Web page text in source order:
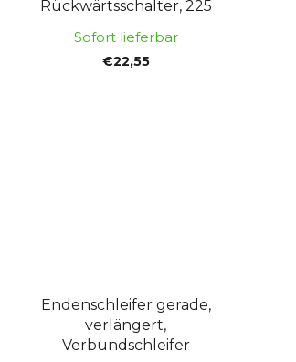
Rückwärtsschalter, 225
Sofort lieferbar
€22,55
Endenschleifer gerade,
verlängert,
Verbundschleifer